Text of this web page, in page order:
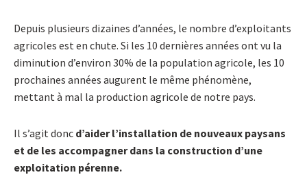
Depuis plusieurs dizaines d’années, le nombre d’exploitants
agricoles est en chute. Si les 10 dernières années ont vu la
diminution d’environ 30% de la population agricole, les 10
prochaines années augurent le même phénomène,
mettant à mal la production agricole de notre pays.
Il s’agit donc d’aider l’installation de nouveaux paysans
et de les accompagner dans la construction d’une
exploitation pérenne.